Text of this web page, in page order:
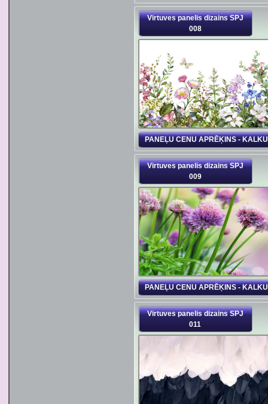
Virtuves panelis dizains SPJ
008
PANEĻU CENU APRĒĶINS -
Virtuves panelis dizains SPJ
009
PANEĻU CENU APRĒĶINS -
Virtuves panelis dizains SPJ
011